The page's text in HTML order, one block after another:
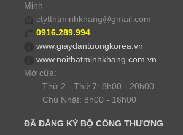
Minh
ctyttntminhkhang@gmail.com
0916.289.994
www.giaydantuongkorea.vn
www.noithatminhkhang.com.vn
Mở cửa:
Thứ 2 - Thứ 7: 8h00 - 20h00
Chủ Nhật: 8h00 - 16h00
ĐÃ ĐĂNG KÝ BỘ CÔNG THƯƠNG